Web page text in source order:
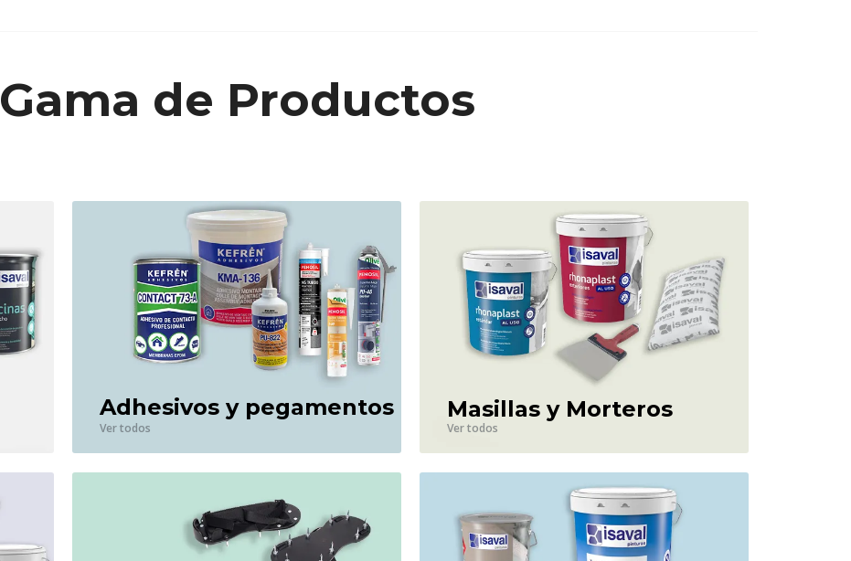
Gama de Productos
Adhesivos y pegamentos
Ver todos
Masillas y Morteros
Ver todos